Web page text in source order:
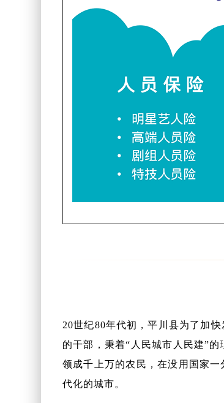
20世纪80年代初，平川县为了加
的干部，秉着“人民城市人民建”
领成千上万的农民，在没用国家
代化的城市。